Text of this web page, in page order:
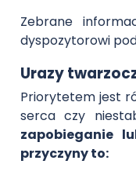
Zebrane
dyspozytorowi
Urazy
Priorytetem jest
serca czy
zapobieganie
przyczyny to: